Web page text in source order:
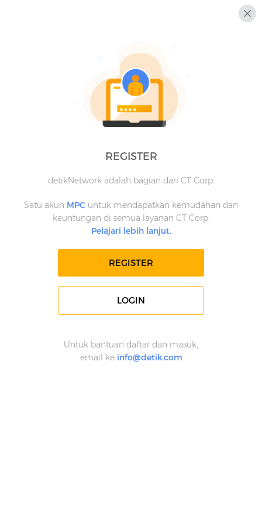
REGISTER
detikNetwork adalah bagian dari CT Corp.
Satu akun MPC untuk mendapatkan kemudahan dan
keuntungan di semua layanan CT Corp.
Pelajari lebih lanjut.
REGISTER
LOGIN
Untuk bantuan daftar dan masuk,
email ke info@detik.com